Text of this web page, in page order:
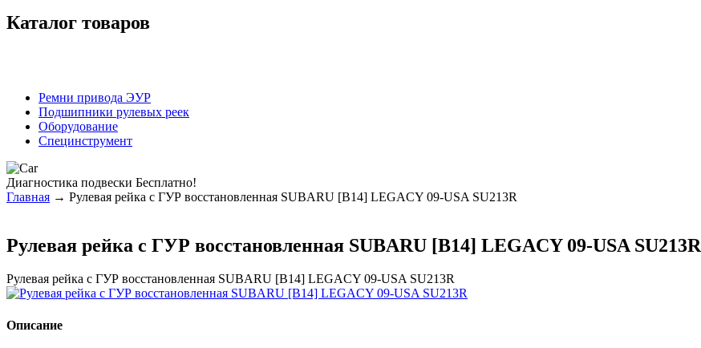
Каталог товаров
Ремни привода ЭУР
Подшипники рулевых реек
Оборудование
Специнструмент
Диагностика подвески Бесплатно!
Главная → Рулевая рейка с ГУР восстановленная SUBARU [B14] LEGACY 09-USA SU213R
Рулевая рейка с ГУР восстановленная SUBARU [B14] LEGACY 09-USA SU213R
Рулевая рейка с ГУР восстановленная SUBARU [B14] LEGACY 09-USA SU213R
Описание